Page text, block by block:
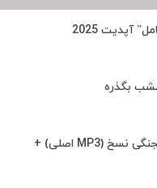
بگذره
دانلود آهنگ مسعود جلیلیان و رامین تجنگی نسخ (MP3 اصلی) +